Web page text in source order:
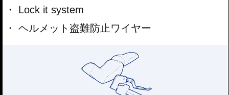
Lock it system
ヘルメット盗難防止ワイヤー